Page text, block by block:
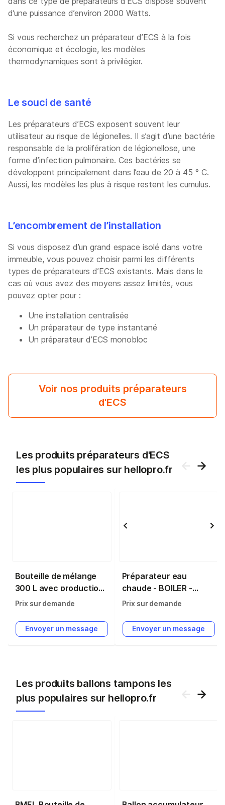
d’une puissance d’environ 2000 Watts.
Si vous recherchez un préparateur d’ECS à la fois
économique et écologie, les modèles
thermodynamiques sont à privilégier.
Le souci de santé
Les préparateurs d’ECS exposent souvent leur
utilisateur au risque de légionelles. Il s’agit d’une bactérie
responsable de la prolifération de légionellose, une
forme d’infection pulmonaire. Ces bactéries se
développent principalement dans l’eau de 20 à 45 ° C.
Aussi, les modèles les plus à risque restent les cumulus.
L’encombrement de l’installation
Si vous disposez d’un grand espace isolé dans votre
immeuble, vous pouvez choisir parmi les différents
types de préparateurs d’ECS existants. Mais dans le
cas où vous avez des moyens assez limités, vous
pouvez opter pour :
Une installation centralisée
Un préparateur de type instantané
Un préparateur d’ECS monobloc
Voir nos produits préparateurs
d'ECS
Les produits préparateurs d'ECS
les plus populaires sur hellopro.fr
Bouteille de mélange
300 L avec production
d'eau chaude sanitaire
Thermador -
BM03PECSHE
Prix sur demande
Envoyer un message
Préparateur eau
chaude - BOILER -
ECOREL
Prix sur demande
Envoyer un message
Les produits ballons tampons les
plus populaires sur hellopro.fr